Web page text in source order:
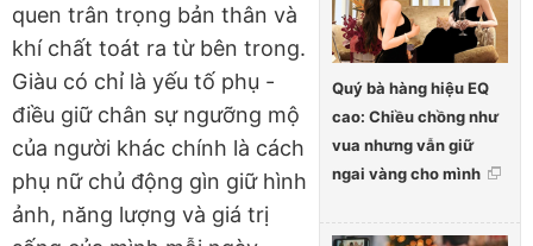
Quý bà hàng hiệu EQ
cao: Chiều chồng như
vua nhưng vẫn giữ
ngai vàng cho mình
quen trân trọng bản thân và
khí chất toát ra từ bên trong.
Giàu có chỉ là yếu tố phụ -
điều giữ chân sự ngưỡng mộ
của người khác chính là cách
phụ nữ chủ động gìn giữ hình
ảnh, năng lượng và giá trị